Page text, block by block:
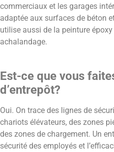
commerciaux et les garages
adaptée aux surfaces de béton
utilise aussi de la peinture
achalandage.
Est-ce que vous
d’entrepôt?
Oui. On trace des lignes de
chariots élévateurs, des zones
des zones de chargement. Un
sécurité des employés et